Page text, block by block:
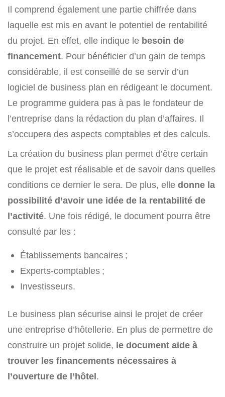
Il comprend également une partie chiffrée dans
laquelle est mis en avant le potentiel de rentabilité
du projet. En effet, elle indique le besoin de
financement. Pour bénéficier d’un gain de temps
considérable, il est conseillé de se servir d’un
logiciel de business plan en rédigeant le document.
Le programme guidera pas à pas le fondateur de
l’entreprise dans la rédaction du plan d’affaires. Il
s’occupera des aspects comptables et des calculs.
La création du business plan permet d’être certain
que le projet est réalisable et de savoir dans quelles
conditions ce dernier le sera. De plus, elle donne la
possibilité d’avoir une idée de la rentabilité de
l’activité. Une fois rédigé, le document pourra être
consulté par les :
Établissements bancaires ;
Experts-comptables ;
Investisseurs.
Le business plan sécurise ainsi le projet de créer
une entreprise d’hôtellerie. En plus de permettre de
construire un projet solide, le document aide à
trouver les financements nécessaires à
l’ouverture de l’hôtel.